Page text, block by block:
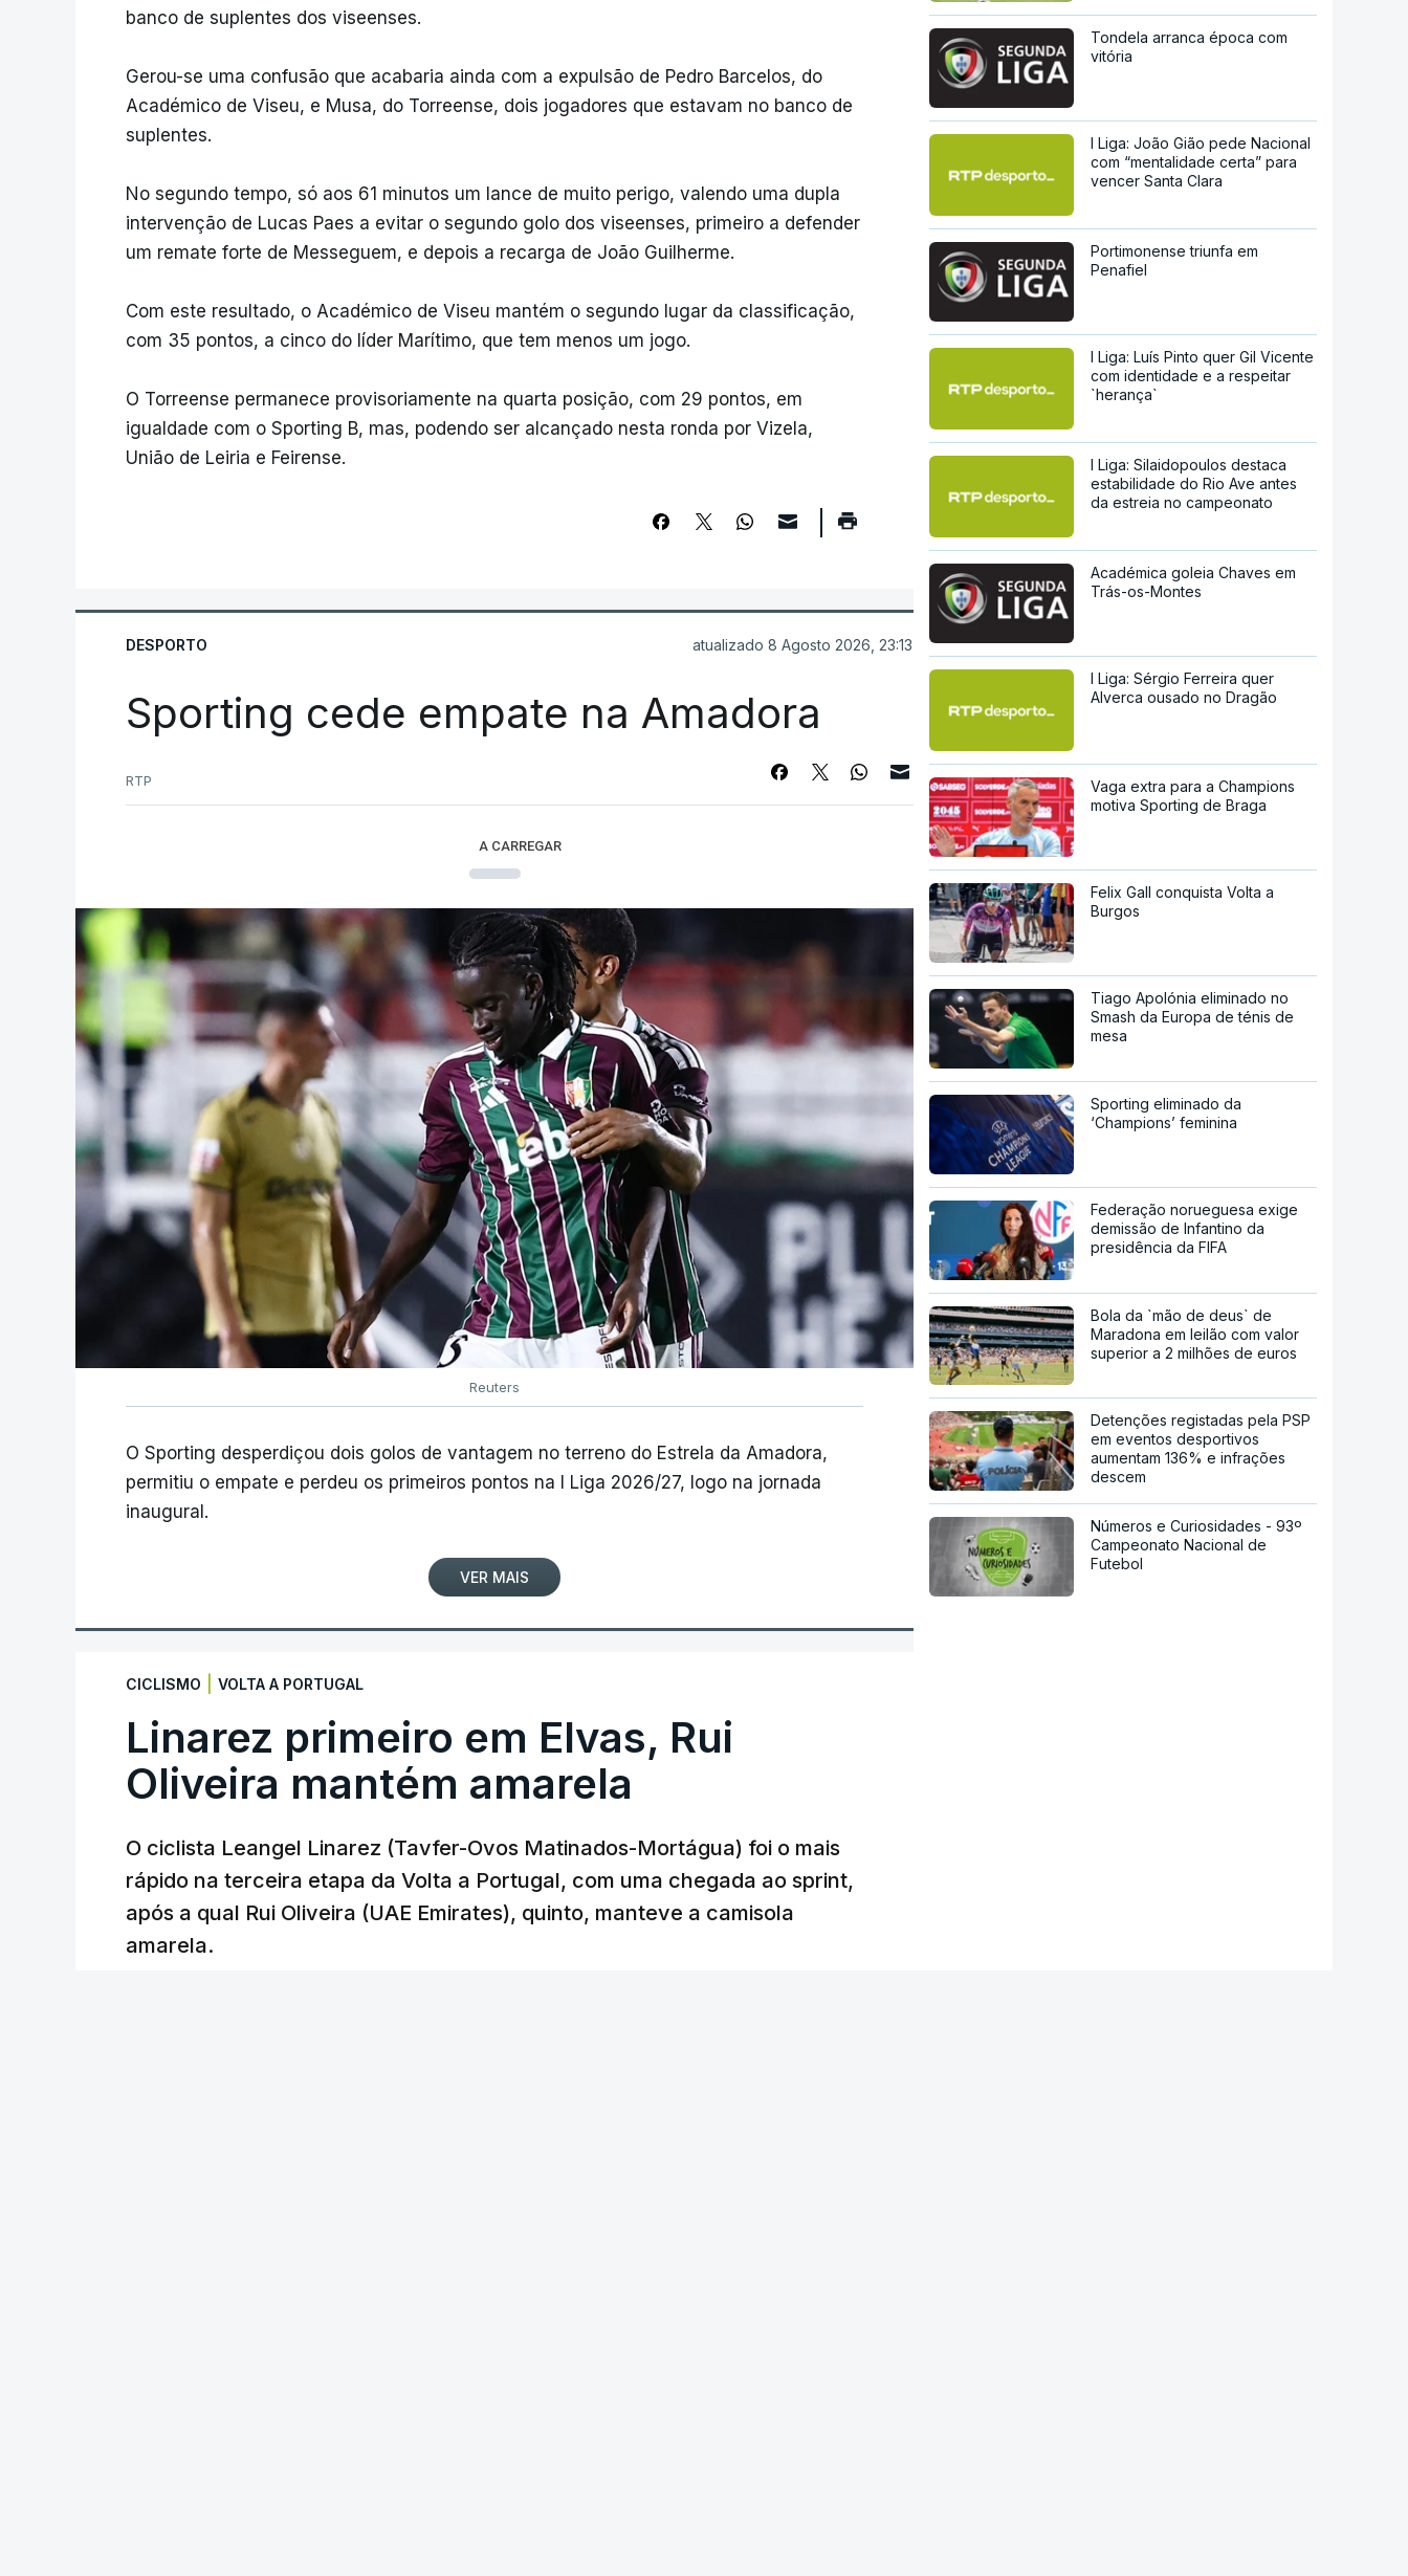
banco de suplentes dos viseenses.
Gerou-se uma confusão que acabaria ainda com a expulsão de Pedro Barcelos, do
Académico de Viseu, e Musa, do Torreense, dois jogadores que estavam no banco de
suplentes.
No segundo tempo, só aos 61 minutos um lance de muito perigo, valendo uma dupla
intervenção de Lucas Paes a evitar o segundo golo dos viseenses, primeiro a defender
um remate forte de Messeguem, e depois a recarga de João Guilherme.
Com este resultado, o Académico de Viseu mantém o segundo lugar da classificação,
com 35 pontos, a cinco do líder Marítimo, que tem menos um jogo.
O Torreense permanece provisoriamente na quarta posição, com 29 pontos, em
igualdade com o Sporting B, mas, podendo ser alcançado nesta ronda por Vizela,
União de Leiria e Feirense.
DESPORTO atualizado 8 Agosto 2026, 23:13
Sporting cede empate na Amadora
RTP
A CARREGAR
Reuters
O Sporting desperdiçou dois golos de vantagem no terreno do Estrela da Amadora,
permitiu o empate e perdeu os primeiros pontos na I Liga 2026/27, logo na jornada
inaugural.
VER MAIS
CICLISMO VOLTA A PORTUGAL
Linarez primeiro em Elvas, Rui
Oliveira mantém amarela
O ciclista Leangel Linarez (Tavfer-Ovos Matinados-Mortágua) foi o mais
rápido na terceira etapa da Volta a Portugal, com uma chegada ao sprint,
após a qual Rui Oliveira (UAE Emirates), quinto, manteve a camisola
amarela.
Tondela arranca época com
vitória
I Liga: João Gião pede Nacional
com “mentalidade certa” para
vencer Santa Clara
Portimonense triunfa em
Penafiel
I Liga: Luís Pinto quer Gil Vicente
com identidade e a respeitar
`herança`
I Liga: Silaidopoulos destaca
estabilidade do Rio Ave antes
da estreia no campeonato
Académica goleia Chaves em
Trás-os-Montes
I Liga: Sérgio Ferreira quer
Alverca ousado no Dragão
Vaga extra para a Champions
motiva Sporting de Braga
Felix Gall conquista Volta a
Burgos
Tiago Apolónia eliminado no
Smash da Europa de ténis de
mesa
Sporting eliminado da
‘Champions’ feminina
Federação norueguesa exige
demissão de Infantino da
presidência da FIFA
Bola da `mão de deus` de
Maradona em leilão com valor
superior a 2 milhões de euros
Detenções registadas pela PSP
em eventos desportivos
aumentam 136% e infrações
descem
Números e Curiosidades - 93º
Campeonato Nacional de
Futebol